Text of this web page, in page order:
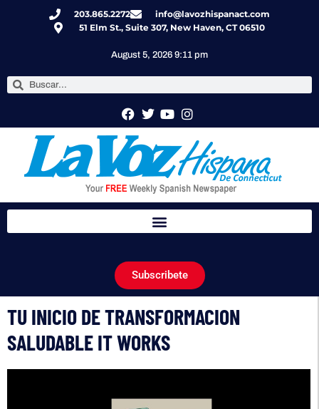
203.865.2272
info@lavozhispanact.com
51 Elm St., Suite 307, New Haven, CT 06510
August 5, 2026 9:11 pm
Subscribete
TU INICIO DE TRANSFORMACION
SALUDABLE IT WORKS